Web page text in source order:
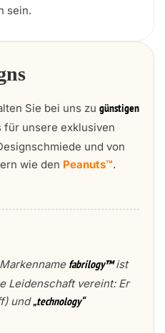
sein.
Sie bei uns zu günstigen
für unsere exklusiven
und von
wie den Peanuts™.
fabrilogy™ist
Leidenschaft vereint: Er
und„technology“